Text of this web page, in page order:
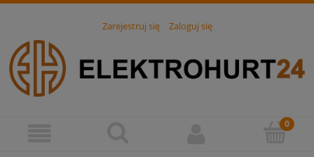
Zarejestruj się Zaloguj się